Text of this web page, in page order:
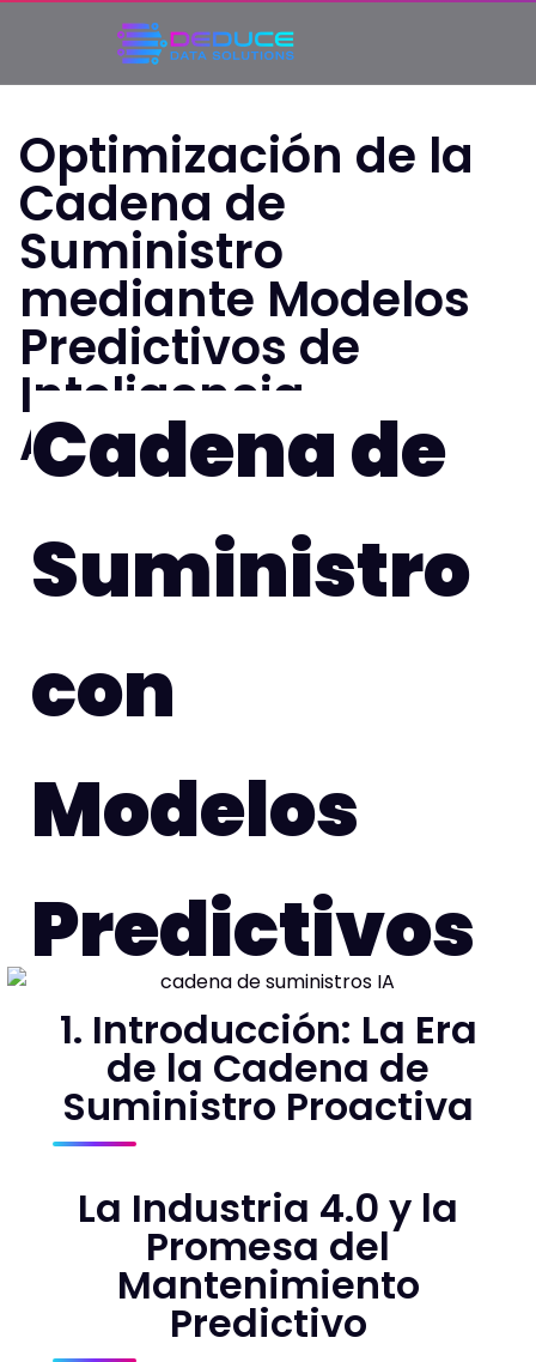
Optimización de la
Cadena de
Suministro
mediante Modelos
Predictivos de
Inteligencia
Artificial
Cadena de
Suministro
con
Modelos
Predictivos
1. Introducción: La Era
de la Cadena de
Suministro Proactiva
La Industria 4.0 y la
Promesa del
Mantenimiento
Predictivo